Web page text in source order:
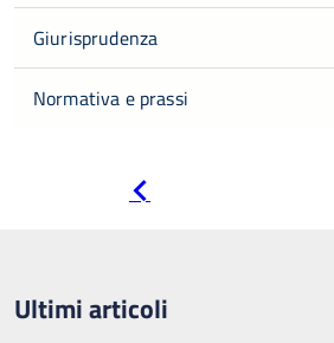
Giurisprudenza
Normativa e prassi
Ultimi articoli